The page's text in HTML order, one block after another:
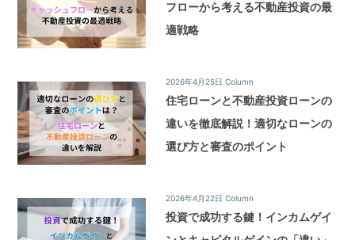
フローから考える不動産投資の最
適戦略
2026年4月25日 Column
住宅ローンと不動産投資ローンの
違いを徹底解説！適切なローンの
選び方と審査のポイント
2026年4月22日 Column
投資で成功する鍵！インカムゲイ